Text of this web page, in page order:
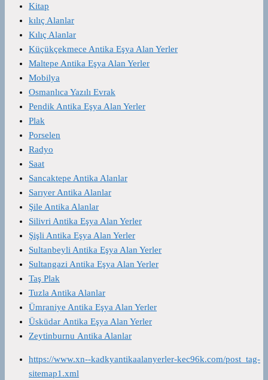
Kitap
kılıç Alanlar
Kılıç Alanlar
Küçükçekmece Antika Eşya Alan Yerler
Maltepe Antika Eşya Alan Yerler
Mobilya
Osmanlıca Yazılı Evrak
Pendik Antika Eşya Alan Yerler
Plak
Porselen
Radyo
Saat
Sancaktepe Antika Alanlar
Sarıyer Antika Alanlar
Şile Antika Alanlar
Silivri Antika Eşya Alan Yerler
Şişli Antika Eşya Alan Yerler
Sultanbeyli Antika Eşya Alan Yerler
Sultangazi Antika Eşya Alan Yerler
Taş Plak
Tuzla Antika Alanlar
Ümraniye Antika Eşya Alan Yerler
Üsküdar Antika Eşya Alan Yerler
Zeytinburnu Antika Alanlar
https://www.xn--kadkyantikaalanyerler-kec96k.com/post_tag-
sitemap1.xml